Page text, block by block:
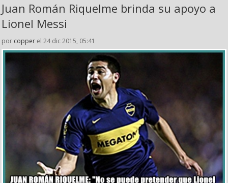
Juan Román Riquelme brinda su apoyo a
Lionel Messi
por copper el 24 dic 2015, 05:41